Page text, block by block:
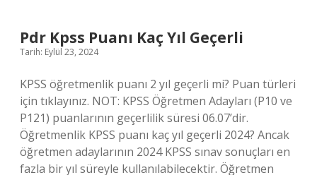
Pdr Kpss Puanı Kaç Yıl Geçerli
Tarih: Eylül 23, 2024
KPSS öğretmenlik puanı 2 yıl geçerli mi? Puan türleri
için tıklayınız. NOT: KPSS Öğretmen Adayları (P10 ve
P121) puanlarının geçerlilik süresi 06.07’dir.
Öğretmenlik KPSS puanı kaç yıl geçerli 2024? Ancak
öğretmen adaylarının 2024 KPSS sınav sonuçları en
fazla bir yıl süreyle kullanılabilecektir. Öğretmen